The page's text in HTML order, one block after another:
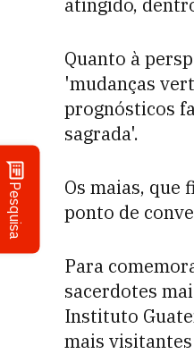
Pesquisa
atingido,
Quanto à
'mudanças
prognósticos
sagrada'.
Os maias, que
ponto de
Para
sacerdotes
Instituto
mais